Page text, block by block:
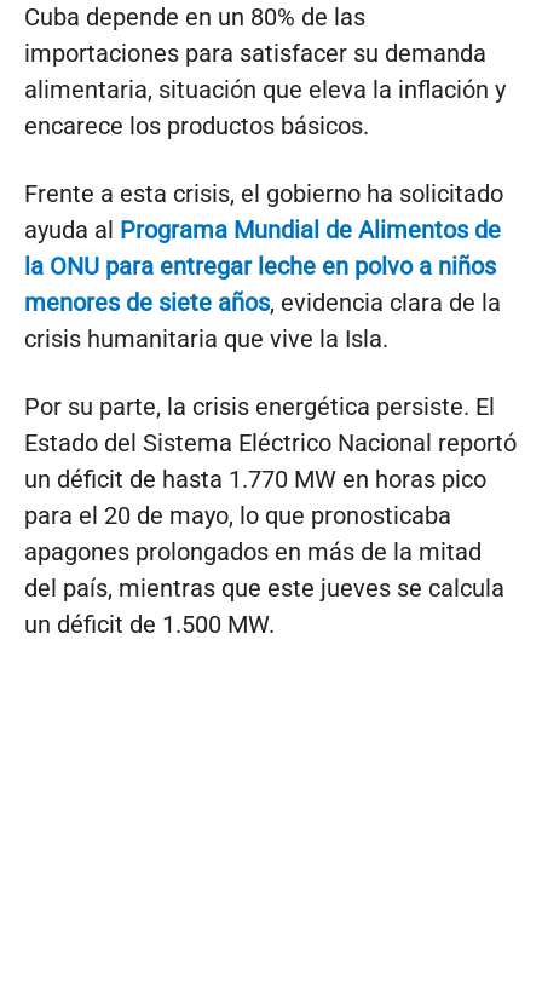
Cuba depende en un 80% de las
importaciones para satisfacer su demanda
alimentaria, situación que eleva la inflación y
encarece los productos básicos.
Frente a esta crisis, el gobierno ha solicitado
ayuda al Programa Mundial de Alimentos de
la ONU para entregar leche en polvo a niños
menores de siete años, evidencia clara de la
crisis humanitaria que vive la Isla.
Por su parte, la crisis energética persiste. El
Estado del Sistema Eléctrico Nacional reportó
un déficit de hasta 1.770 MW en horas pico
para el 20 de mayo, lo que pronosticaba
apagones prolongados en más de la mitad
del país, mientras que este jueves se calcula
un déficit de 1.500 MW.